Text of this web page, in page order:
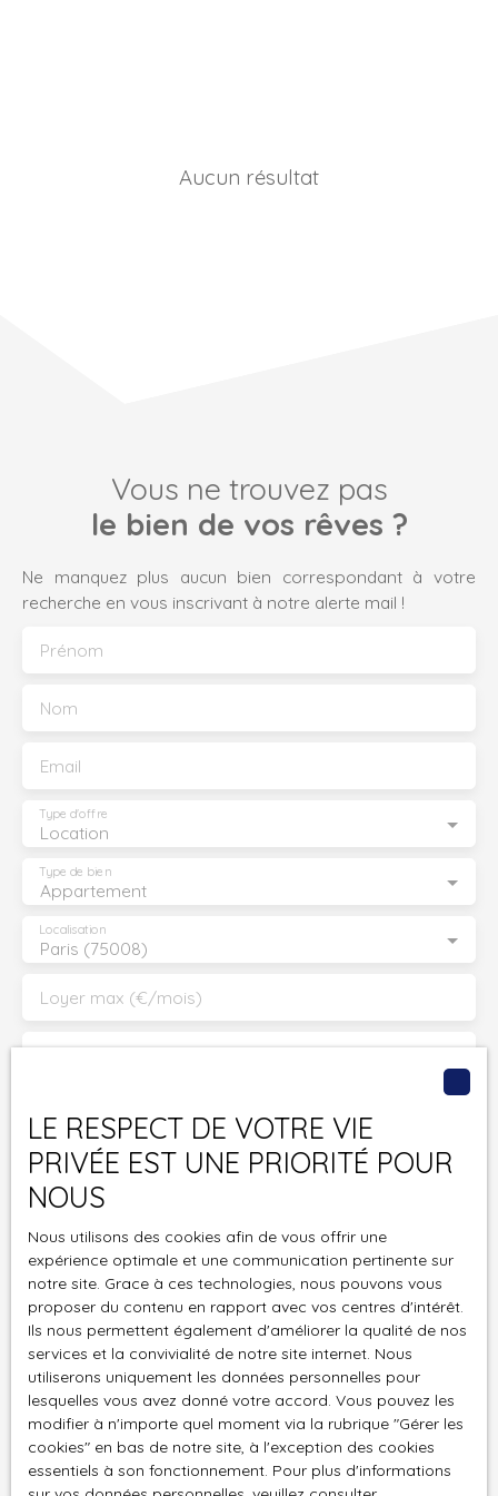
Aucun résultat
Vous ne trouvez pas
le bien de vos rêves ?
Ne manquez plus aucun bien correspondant à votre
recherche en vous inscrivant à notre alerte mail !
Prénom
Nom
Email
Location
Type d'offre
Appartement
Type de bien
Paris (75008)
Localisation
Loyer max (€/mois)
Surface min (m²)
Pièces min
J'accepte le traitement de mes données
personnelles conformément au RGPD. Si vous ne
commerciale par voie téléphonique, vous pouvez
vous inscrire gratuitement sur la liste d'opposition
au démarchage téléphonique, prévu par l'article
L223-1 du code de la consommation, sur le site
Internet www.bloctel.gouv.fr ou par courrier
adressé à :
Société Worldline, Service Bloctel, CS 61311, 41013
BLOIS CEDEX.
LE RESPECT DE VOTRE VIE
PRIVÉE EST UNE PRIORITÉ POUR
NOUS
Nous utilisons des cookies afin de vous offrir une
expérience optimale et une communication pertinente sur
notre site. Grace à ces technologies, nous pouvons vous
proposer du contenu en rapport avec vos centres d'intérêt.
Ils nous permettent également d'améliorer la qualité de nos
services et la convivialité de notre site internet. Nous
utiliserons uniquement les données personnelles pour
lesquelles vous avez donné votre accord. Vous pouvez les
modifier à n'importe quel moment via la rubrique ″Gérer les
cookies″ en bas de notre site, à l'exception des cookies
essentiels à son fonctionnement. Pour plus d'informations